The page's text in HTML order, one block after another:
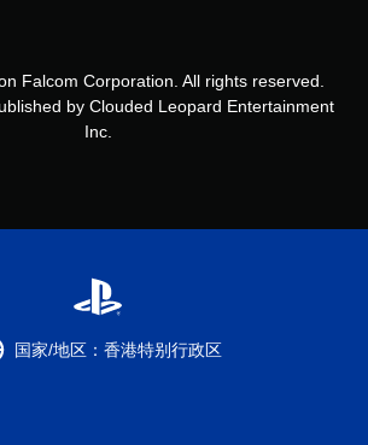
Falcom Corporation. All rights reserved.
by Clouded Leopard Entertainment
Inc.
国家/地区：香港特别行政区